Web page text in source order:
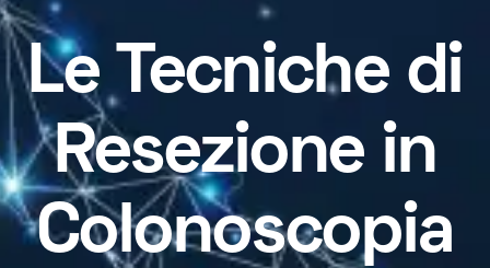
Le Tecniche di
Resezione in
Colonoscopia